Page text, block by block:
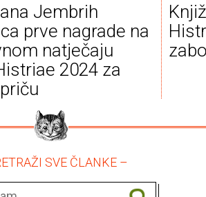
Jembrih
prve nagrade na
natječaju
2024 za
SVE ČLANKE –